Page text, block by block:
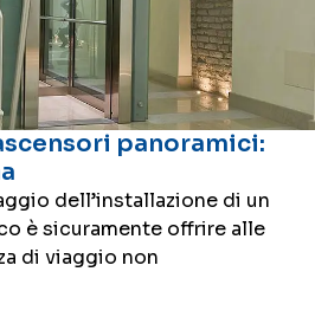
panoramici:
dell’installazione di un
è sicuramente offrire alle
di viaggio non